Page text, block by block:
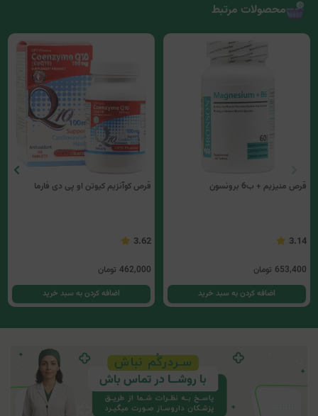
محصولات مرتبط
قرص منیزیم + ب6 برونسون
3.14
653,400 تومان
اضافه کردن به سبد خرید
قرص کوآنزیم کیوتن او پی دی فارما
3.62
462,000 تومان
اضافه کردن به سبد خرید